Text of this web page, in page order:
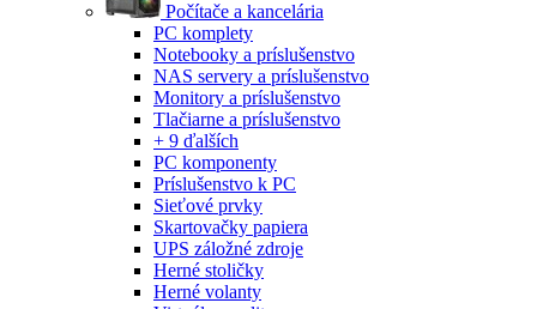
Počítače a kancelária
PC komplety
Notebooky a príslušenstvo
NAS servery a príslušenstvo
Monitory a príslušenstvo
Tlačiarne a príslušenstvo
+ 9 ďalších
PC komponenty
Príslušenstvo k PC
Sieťové prvky
Skartovačky papiera
UPS záložné zdroje
Herné stoličky
Herné volanty